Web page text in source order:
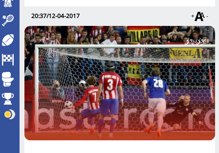
20:37/12-04-2017 + -